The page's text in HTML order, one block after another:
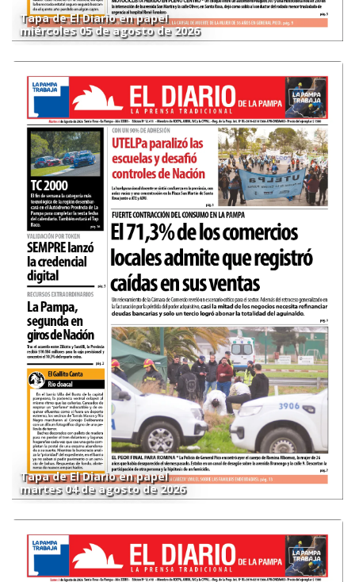
Tapa de El Diario en papel
miércoles 05 de agosto de 2026
Tapa de El Diario en papel
martes 04 de agosto de 2026